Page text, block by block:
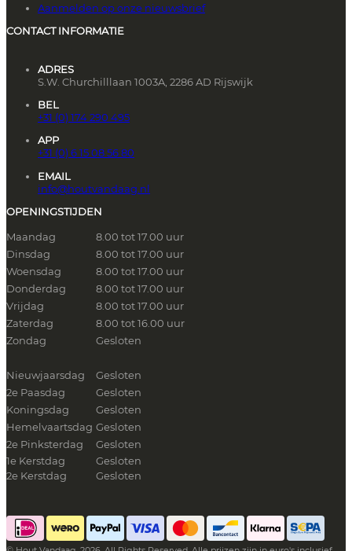
Aanmelden op onze nieuwsbrief
CONTACT INFORMATIE
ADRES
S.W. Churchilllaan 1003A, 2286 AD Rijswijk
BEL
+31 (0) 174 290 495
APP
+31 (0) 6 15 08 56 80
EMAIL
info@houtvandaag.nl
OPENINGSTIJDEN
Maandag
8.00 tot 17.00 uur
Dinsdag
8.00 tot 17.00 uur
Woensdag
8.00 tot 17.00 uur
Donderdag
8.00 tot 17.00 uur
Vrijdag
8.00 tot 17.00 uur
Zaterdag
8.00 tot 16.00 uur
Zondag
Gesloten
Nieuwjaarsdag
Gesloten
2e Paasdag
Gesloten
Koningsdag
Gesloten
Hemelvaartsdag Gesloten
2e Pinksterdag
Gesloten
1e Kerstdag
Gesloten
2e Kerstdag
Gesloten